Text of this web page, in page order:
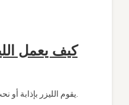
كيف يعمل
يقوم الليزر بإذابة أو نحت طبقات دقيقة من الجلد.